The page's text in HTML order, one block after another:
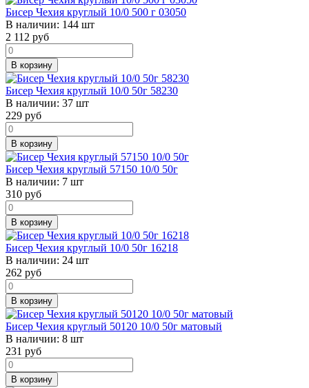
Бисер Чехия круглый 10/0 500 г 03050
В наличии: 144 шт
2 112 руб
В корзину
Бисер Чехия круглый 10/0 50г 58230
В наличии: 37 шт
229 руб
В корзину
Бисер Чехия круглый 57150 10/0 50г
В наличии: 7 шт
310 руб
В корзину
Бисер Чехия круглый 10/0 50г 16218
В наличии: 24 шт
262 руб
В корзину
Бисер Чехия круглый 50120 10/0 50г матовый
В наличии: 8 шт
231 руб
В корзину